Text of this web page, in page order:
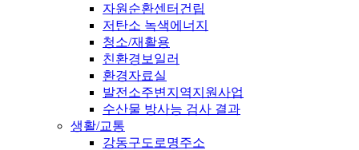
자원순환센터건립
저탄소 녹색에너지
청소/재활용
친환경보일러
환경자료실
발전소주변지역지원사업
수산물 방사능 검사 결과
생활/교통
강동구도로명주소